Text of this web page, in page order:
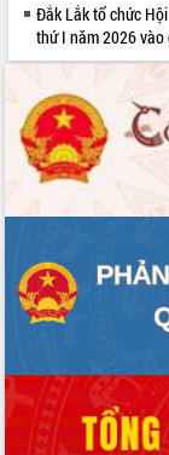
Đắk Lắk tổ chức
thứ I năm 2026